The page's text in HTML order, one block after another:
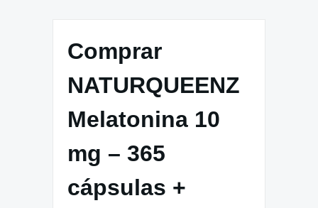
Comprar
NATURQUEENZ
Melatonina 10
mg – 365
cápsulas +